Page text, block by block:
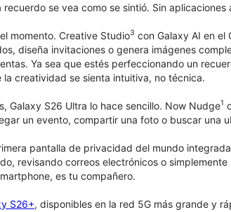
se vea como se sintió. Sin aplicaciones
momento. Creative Studio3 con Galaxy AI en el
diseña invitaciones o genera imágenes
Ya sea que estés perfeccionando un
creatividad se sienta intuitiva, no técnica.
Galaxy S26 Ultra lo hace sencillo. Now Nudge1
un evento, compartir una foto o buscar una
pantalla de privacidad del mundo
revisando correos electrónicos o
es tu compañero.
S26+, disponibles en la red 5G más grande y